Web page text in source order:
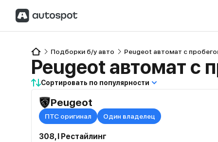
Подборки б/у авто Peugeot автомат с
Peugeot автомат с
Сортировать по популярности
Peugeot
ПТС оригинал Один владелец
308, I Рестайлинг